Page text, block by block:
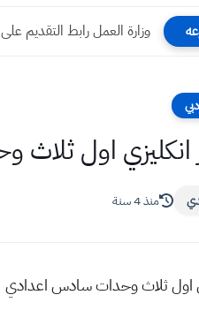
وزارة العمل رابط التقديم على راتب
انكليزي اول
منذ 4 سنة
اول ثلاث وحدات سادس اعدادي